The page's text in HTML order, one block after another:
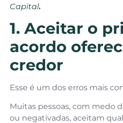
Capital.
1. Aceitar o
acordo
credor
Esse é um dos erros mais
Muitas pessoas, com medo
ou negativadas, aceitam